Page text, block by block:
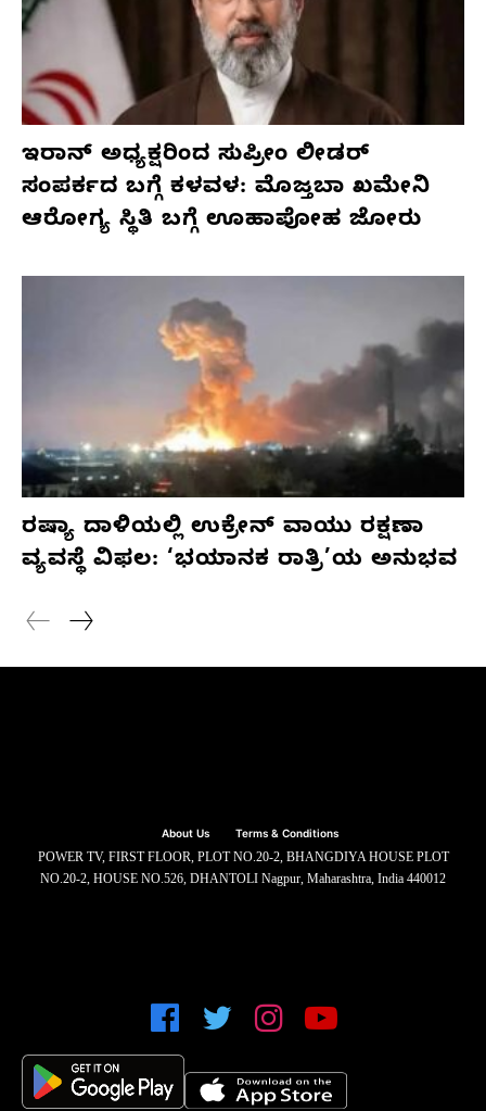
ಇರಾನ್ ಅಧ್ಯಕ್ಷರಿಂದ ಸುಪ್ರೀಂ ಲೀಡರ್
ಸಂಪರ್ಕದ ಬಗ್ಗೆ ಕಳವಳ: ಮೊಜ್ತಬಾ ಖಮೇನಿ
ಆರೋಗ್ಯ ಸ್ಥಿತಿ ಬಗ್ಗೆ ಊಹಾಪೋಹ ಜೋರು
ರಷ್ಯಾ ದಾಳಿಯಲ್ಲಿ ಉಕ್ರೇನ್ ವಾಯು ರಕ್ಷಣಾ
ವ್ಯವಸ್ಥೆ ವಿಫಲ: ‘ಭಯಾನಕ ರಾತ್ರಿ’ಯ ಅನುಭವ
About Us Terms & Conditions
POWER TV, FIRST FLOOR, PLOT NO.20-2, BHANGDIYA HOUSE PLOT
NO.20-2, HOUSE NO.526, DHANTOLI Nagpur, Maharashtra, India 440012